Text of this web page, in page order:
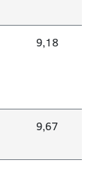
9,18
9,67